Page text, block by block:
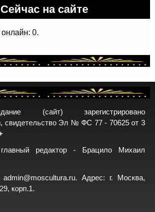
Сейчас на сайте
0.
(сайт) зарегистрировано
свидетельство Эл № ФС 77 - 70625 от 3
редактор - Брацило Михаил
admin@moscultura.ru. Адрес: г. Москва,
корп.1.